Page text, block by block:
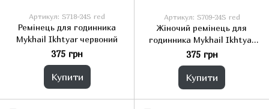
Артикул: S718-24S red
Ремінець для годинника
Mykhail Ikhtyar червоний
375 грн
Купити
Артикул: S709-24S red
Жіночий ремінець для
годинника Mykhail Ikhtyar
червоний
375 грн
Купити